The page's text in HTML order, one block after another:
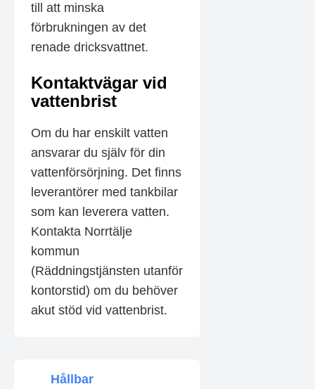
till att minska
förbrukningen av det
renade dricksvattnet.
Kontaktvägar vid
vattenbrist
Om du har enskilt vatten
ansvarar du själv för din
vattenförsörjning. Det finns
leverantörer med tankbilar
som kan leverera vatten.
Kontakta Norrtälje
kommun
(Räddningstjänsten utanför
kontorstid) om du behöver
akut stöd vid vattenbrist.
Hållbar